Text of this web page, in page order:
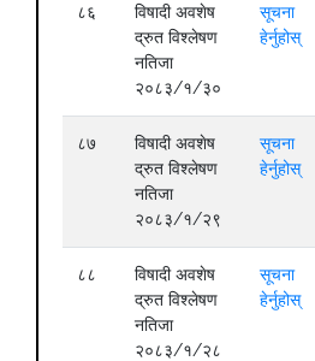
८६
विषादी अवशेष
द्रुत विश्लेषण
नतिजा
२०८३/१/३०
सूचना
हेर्नुहोस्
८७
विषादी अवशेष
द्रुत विश्लेषण
नतिजा
२०८३/१/२९
सूचना
हेर्नुहोस्
८८
विषादी अवशेष
द्रुत विश्लेषण
नतिजा
२०८३/१/२८
सूचना
हेर्नुहोस्